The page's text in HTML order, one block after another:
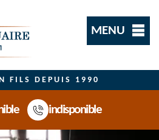
MENU
FILS DEPUIS 1990
indisponible